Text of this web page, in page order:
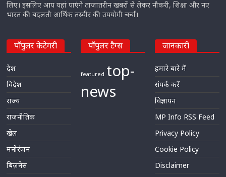
लिए। इसलिए आप यहां पाएंगे ताज़ातरीन खबरों से लेकर नौकरी, शिक्षा और नए
भारत की बदलती आर्थिक तस्वीर की उपयोगी चर्चा।
पॉपुलर केटेगरी
देश
विदेश
राज्य
राजनीतिक
खेल
मनोरंजन
बिज़नेस
पॉपुलर टैग्स
featured top-
news
जानकारी
हमारे बारे में
संपर्क करें
विज्ञापन
MP Info RSS Feed
Privacy Policy
Cookie Policy
Disclaimer